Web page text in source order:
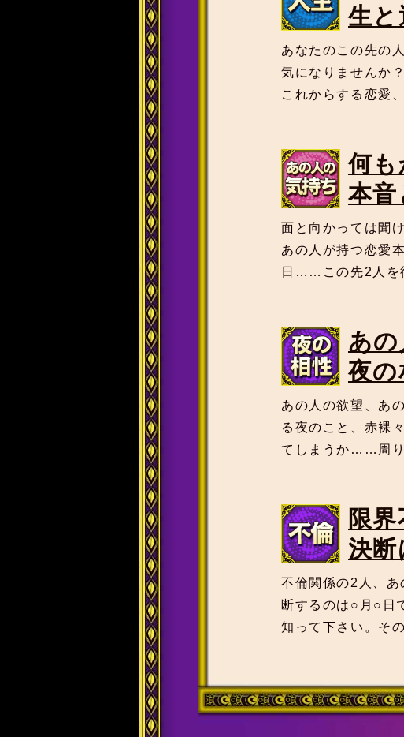
生と
あなたのこの先の
気になりませんか
これからする恋愛
何も
本
面と向かっては聞
あの人が持つ恋愛
日……この先2人を
あ
夜の
あの人の欲望、あ
る夜のこと、赤裸
てしまうか……周り
限
決
不倫関係の2人、
断するのは○月○日
知って下さい。そ